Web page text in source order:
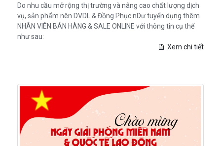
Do nhu cầu mở rộng thị trường và nâng cao chất lượng dịch
vụ, sản phẩm nên DVDL & Đồng Phục nDư tuyển dụng thêm
NHÂN VIÊN BÁN HÀNG & SALE ONLINE với thông tin cụ thể
như sau:
Xem chi tiết